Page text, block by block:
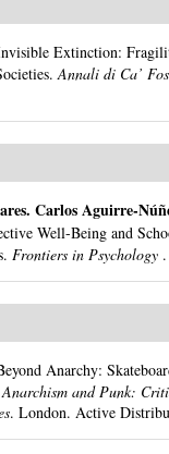
Extinction:
Annali di Ca’
. Carlos Aguirre-
Well-Being and
Frontiers in Psychology .
Anarchy:
Anarchism and Punk:
. London. Active